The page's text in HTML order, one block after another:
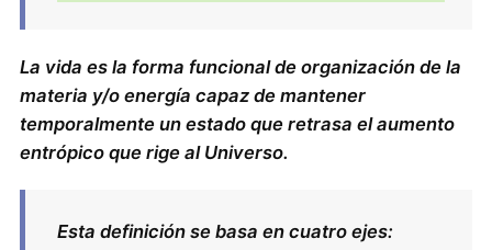
La vida es la forma funcional de organización de la
materia y/o energía capaz de mantener
temporalmente un estado que retrasa el aumento
entrópico que rige al Universo.
Esta definición se basa en cuatro ejes: